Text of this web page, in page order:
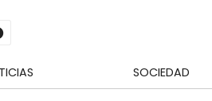
SOCIEDAD